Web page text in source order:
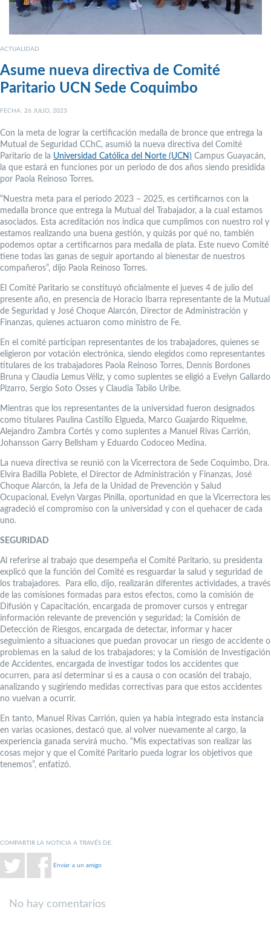
ACTUALIDAD
Asume nueva directiva de Comité
Paritario UCN Sede Coquimbo
FECHA: 26 JULIO, 2023
Con la meta de lograr la certificación medalla de bronce que entrega la
Mutual de Seguridad CChC, asumió la nueva directiva del Comité
Paritario de la Universidad Católica del Norte (UCN) Campus Guayacán,
la que estará en funciones por un periodo de dos años siendo presidida
por Paola Reinoso Torres.
“Nuestra meta para el período 2023 – 2025, es certificarnos con la
medalla bronce que entrega la Mutual del Trabajador, a la cual estamos
asociados. Esta acreditación nos indica que cumplimos con nuestro rol y
estamos realizando una buena gestión, y quizás por qué no, también
podemos optar a certificarnos para medalla de plata. Este nuevo Comité
tiene todas las ganas de seguir aportando al bienestar de nuestros
compañeros”, dijo Paola Reinoso Torres.
El Comité Paritario se constituyó oficialmente el jueves 4 de julio del
presente año, en presencia de Horacio Ibarra representante de la Mutual
de Seguridad y José Choque Alarcón, Director de Administración y
Finanzas, quienes actuaron como ministro de Fe.
En el comité participan representantes de los trabajadores, quienes se
eligieron por votación electrónica, siendo elegidos como representantes
titulares de los trabajadores Paola Reinoso Torres, Dennis Bordones
Bruna y Claudia Lemus Véliz, y como suplentes se eligió a Evelyn Gallardo
Pizarro, Sergio Soto Osses y Claudia Tabilo Uribe.
Mientras que los representantes de la universidad fueron designados
como titulares Paulina Castillo Elgueda, Marco Guajardo Riquelme,
Alejandro Zambra Cortés y como suplentes a Manuel Rivas Carrión,
Johansson Garry Bellsham y Eduardo Codoceo Medina.
La nueva directiva se reunió con la Vicerrectora de Sede Coquimbo, Dra.
Elvira Badilla Poblete, el Director de Administración y Finanzas, José
Choque Alarcón, la Jefa de la Unidad de Prevención y Salud
Ocupacional, Evelyn Vargas Pinilla, oportunidad en que la Vicerrectora les
agradeció el compromiso con la universidad y con el quehacer de cada
uno.
SEGURIDAD
Al referirse al trabajo que desempeña el Comité Paritario, su presidenta
explicó que la función del Comité es resguardar la salud y seguridad de
los trabajadores. Para ello, dijo, realizarán diferentes actividades, a través
de las comisiones formadas para estos efectos, como la comisión de
Difusión y Capacitación, encargada de promover cursos y entregar
información relevante de prevención y seguridad; la Comisión de
Detección de Riesgos, encargada de detectar, informar y hacer
seguimiento a situaciones que puedan provocar un riesgo de accidente o
problemas en la salud de los trabajadores; y la Comisión de Investigación
de Accidentes, encargada de investigar todos los accidentes que
ocurren, para así determinar si es a causa o con ocasión del trabajo,
analizando y sugiriendo medidas correctivas para que estos accidentes
no vuelvan a ocurrir.
En tanto, Manuel Rivas Carrión, quien ya había integrado esta instancia
en varias ocasiones, destacó que, al volver nuevamente al cargo, la
experiencia ganada servirá mucho. “Mis expectativas son realizar las
cosas mejor y que el Comité Paritario pueda lograr los objetivos que
tenemos”, enfatizó.
COMPARTIR LA NOTICIA A TRAVÉS DE:
Enviar a un amigo
No hay comentarios